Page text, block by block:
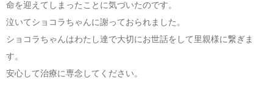
命を迎えてしまったことに気づいたのです。
泣いてショコラちゃんに謝っておられました。
ショコラちゃんはわたし達で大切にお世話をして里親様に繋ぎま
す。
安心して治療に専念してください。